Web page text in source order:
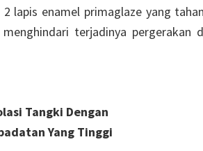
lapis enamel primaglaze yang
terjadinya pergerakan
Tangki Dengan
Yang Tinggi